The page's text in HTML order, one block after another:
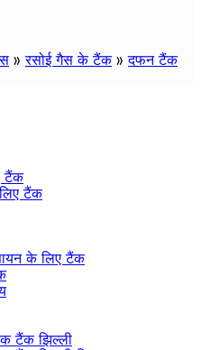
»रसोई गैस के टैंक»दफन टैंक
टैंक
टैंक
के लिए टैंक
टैंक झिल्ली